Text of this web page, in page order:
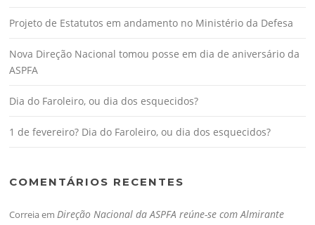
Projeto de Estatutos em andamento no Ministério da Defesa
Nova Direção Nacional tomou posse em dia de aniversário da
ASPFA
Dia do Faroleiro, ou dia dos esquecidos?
1 de fevereiro? Dia do Faroleiro, ou dia dos esquecidos?
COMENTÁRIOS RECENTES
CorreiaemDireção Nacional da ASPFA reúne-se com Almirante